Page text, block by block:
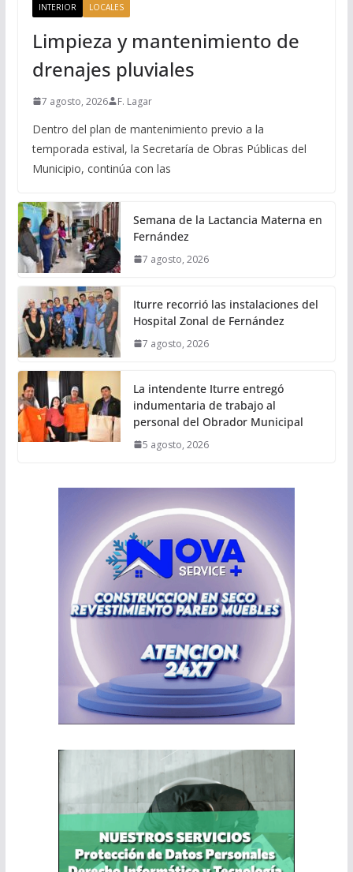
INTERIOR LOCALES
Limpieza y mantenimiento de
drenajes pluviales
7 agosto, 2026 F. Lagar
Dentro del plan de mantenimiento previo a la
temporada estival, la Secretaría de Obras Públicas del
Municipio, continúa con las
Semana de la Lactancia Materna en
Fernández
7 agosto, 2026
Iturre recorrió las instalaciones del
Hospital Zonal de Fernández
7 agosto, 2026
La intendente Iturre entregó
indumentaria de trabajo al
personal del Obrador Municipal
5 agosto, 2026